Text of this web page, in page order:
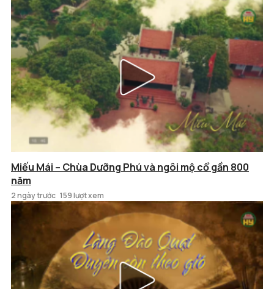
Miếu Mái – Chùa Dưỡng Phú và ngôi mộ cổ gần 800
năm
2 ngày trước 159 lượt xem